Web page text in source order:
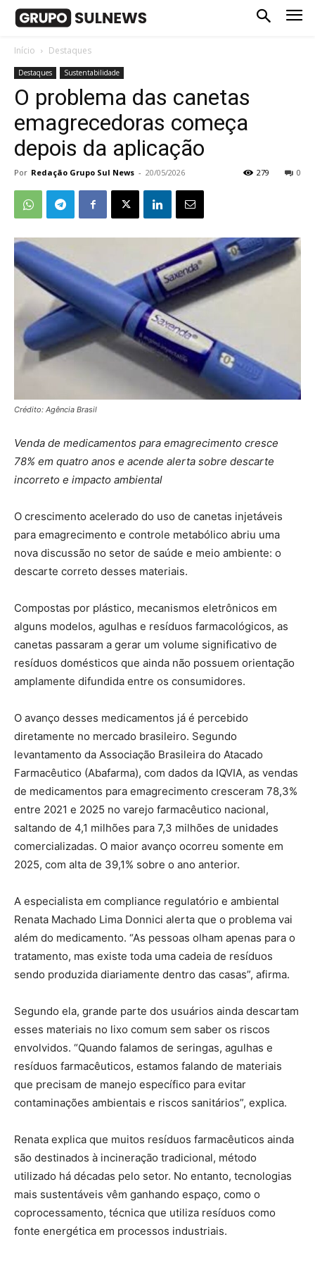
Início Destaques
Destaques Sustentabilidade
O problema das canetas
emagrecedoras começa
depois da aplicação
Por Redação Grupo Sul News - 20/05/2026 0
279
Crédito: Agência Brasil
Venda de medicamentos para emagrecimento cresce
78% em quatro anos e acende alerta sobre descarte
incorreto e impacto ambiental
O crescimento acelerado do uso de canetas injetáveis
para emagrecimento e controle metabólico abriu uma
nova discussão no setor de saúde e meio ambiente: o
descarte correto desses materiais.
Compostas por plástico, mecanismos eletrônicos em
alguns modelos, agulhas e resíduos farmacológicos, as
canetas passaram a gerar um volume significativo de
resíduos domésticos que ainda não possuem orientação
amplamente difundida entre os consumidores.
O avanço desses medicamentos já é percebido
diretamente no mercado brasileiro. Segundo
levantamento da Associação Brasileira do Atacado
Farmacêutico (Abafarma), com dados da IQVIA, as vendas
de medicamentos para emagrecimento cresceram 78,3%
entre 2021 e 2025 no varejo farmacêutico nacional,
saltando de 4,1 milhões para 7,3 milhões de unidades
comercializadas. O maior avanço ocorreu somente em
2025, com alta de 39,1% sobre o ano anterior.
A especialista em compliance regulatório e ambiental
Renata Machado Lima Donnici alerta que o problema vai
além do medicamento. “As pessoas olham apenas para o
tratamento, mas existe toda uma cadeia de resíduos
sendo produzida diariamente dentro das casas”, afirma.
Segundo ela, grande parte dos usuários ainda descartam
esses materiais no lixo comum sem saber os riscos
envolvidos. “Quando falamos de seringas, agulhas e
resíduos farmacêuticos, estamos falando de materiais
que precisam de manejo específico para evitar
contaminações ambientais e riscos sanitários”, explica.
Renata explica que muitos resíduos farmacêuticos ainda
são destinados à incineração tradicional, método
utilizado há décadas pelo setor. No entanto, tecnologias
mais sustentáveis vêm ganhando espaço, como o
coprocessamento, técnica que utiliza resíduos como
fonte energética em processos industriais.